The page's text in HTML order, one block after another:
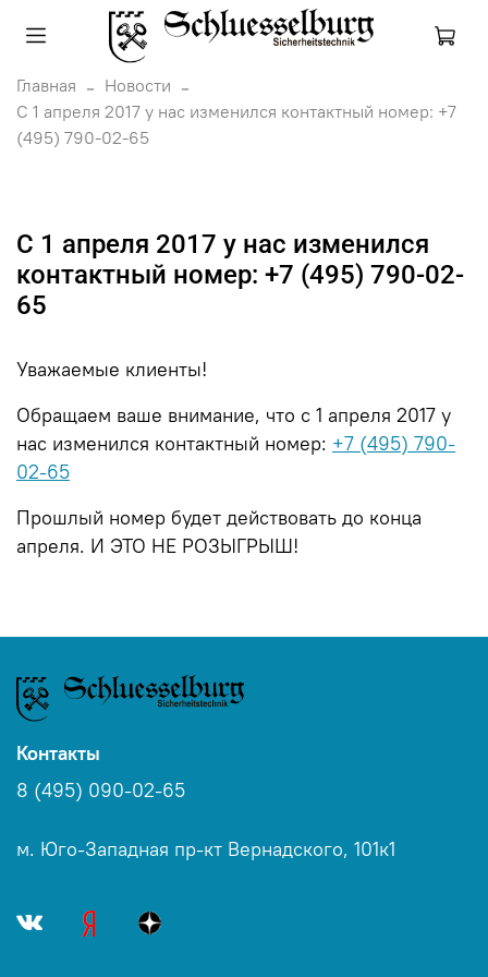
Главная
Новости
С 1 апреля 2017 у нас изменился контактный номер: +7
(495) 790-02-65
С 1 апреля 2017 у нас изменился
контактный номер: +7 (495) 790-02-
65
Уважаемые клиенты!
Обращаем ваше внимание, что с 1 апреля 2017 у
нас изменился контактный номер: +7 (495) 790-
02-65
Прошлый номер будет действовать до конца
апреля. И ЭТО НЕ РОЗЫГРЫШ!
Контакты
8 (495) 090-02-65
м. Юго-Западная пр-кт Вернадского, 101к1